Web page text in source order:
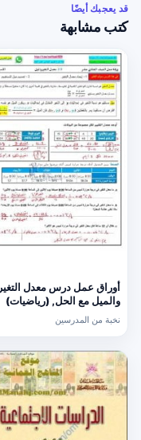
قد يعجبك أيضًا
كتب مشابهة
أوراق عمل درس معدل التغير
والميل مع الحل, (رياضيات)
الحادي عشر العام
نخبة من المدرسين